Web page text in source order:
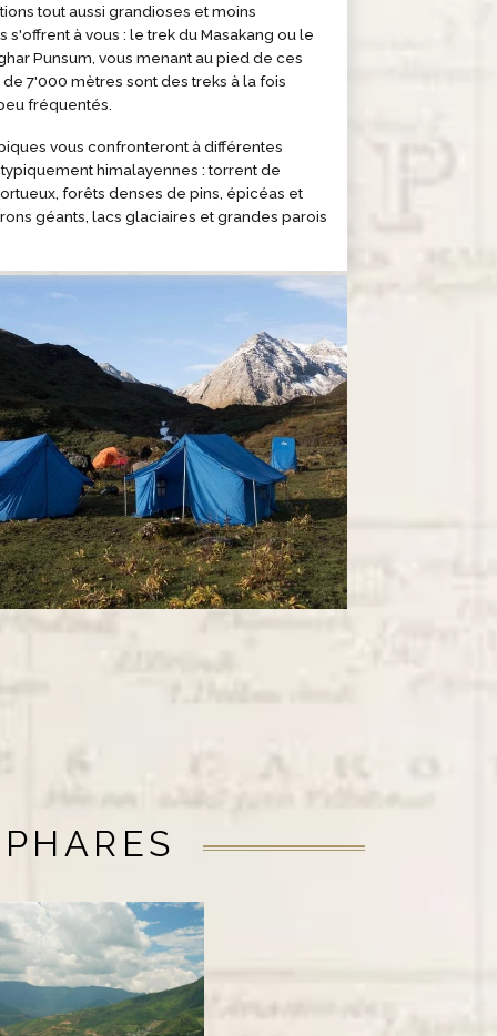
tout aussi grandioses et moins
s'offrent à vous : le trek du Masakang ou le
Punsum, vous menant au pied de ces
7'000 mètres sont des treks à la fois
fréquentés.
vous confronteront à différentes
himalayennes : torrent de
forêts denses de pins, épicéas et
géants, lacs glaciaires et grandes parois